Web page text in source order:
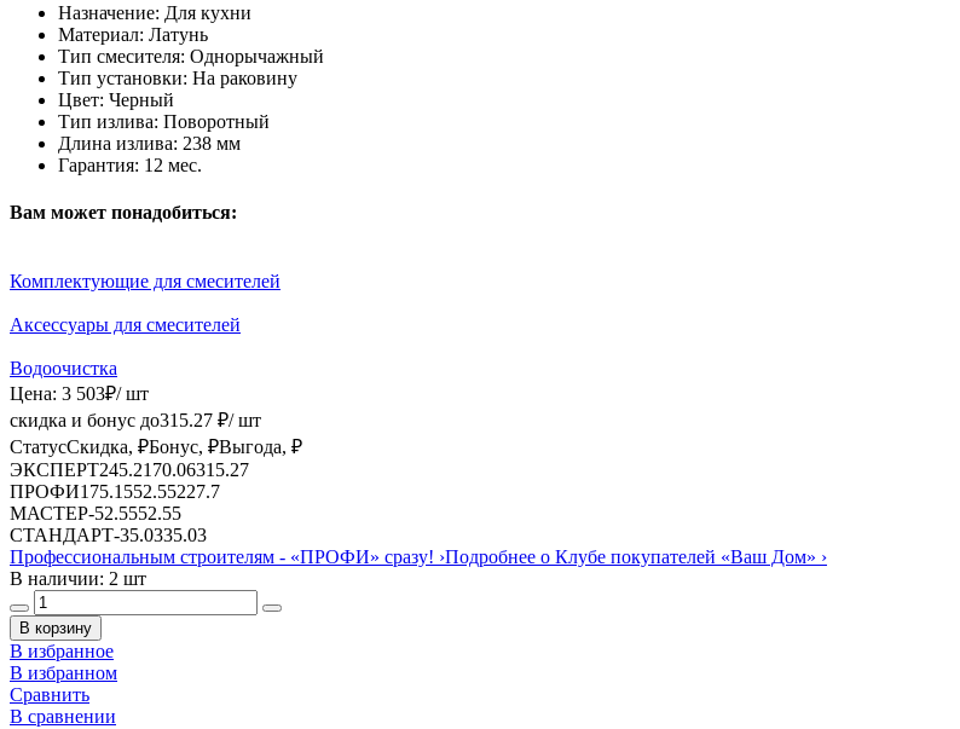
Назначение: Для кухни
Материал: Латунь
Тип смесителя: Однорычажный
Тип установки: На раковину
Цвет: Черный
Тип излива: Поворотный
Длина излива: 238 мм
Гарантия: 12 мес.
Вам может понадобиться:
Комплектующие для смесителей
Аксессуары для смесителей
Водоочистка
Цена: 3 503₽/ шт
скидка и бонус до315.27 ₽/ шт
СтатусСкидка, ₽Бонус, ₽Выгода, ₽
ЭКСПЕРТ245.21 70.06315.27
ПРОФИ175.1552.55227.7
МАСТЕР-52.5552.55
СТАНДАРТ-35.0335.03
Профессиональным строителям - «ПРОФИ» сразу! ›Подробнее о Клубе покупателей «Ваш Дом» ›
В наличии: 2 шт
В корзину
В избранное
В избранном
Сравнить
В сравнении